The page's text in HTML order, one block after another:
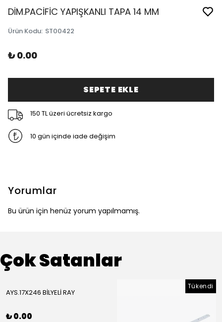
DİM.PACİFİC YAPIŞKANLI TAPA 14 MM
Ürün Kodu: ST00422
₺ 0.00
SEPETE EKLE
150 TL üzeri ücretsiz kargo
10 gün içinde iade değişim
Yorumlar
Bu ürün için henüz yorum yapılmamış.
Çok Satanlar
AYS.17X246 BİLYELİ RAY
₺ 0.00
Tükendi